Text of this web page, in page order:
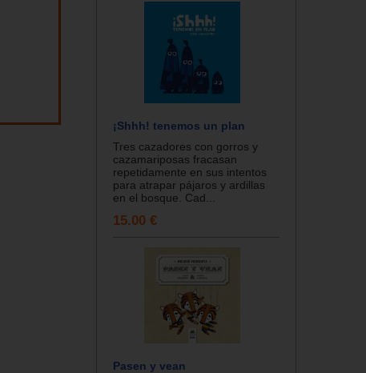
¡Shhh! tenemos un plan
Tres cazadores con gorros y
cazamariposas fracasan
repetidamente en sus intentos
para atrapar pájaros y ardillas
en el bosque. Cad...
15.00 €
Pasen y vean